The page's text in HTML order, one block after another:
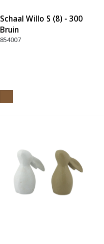
Schaal Willo S (8) - 300
Bruin
854007